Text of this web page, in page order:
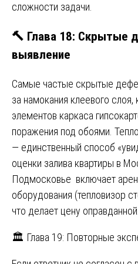
сложности задачи.
🔨 Глава 18: Скрытые
выявление
Самые частые скрытые
за намокания клеевого
элементов каркаса
поражения под обоями.
— единственный способ
оценки залива квартиры в
Подмосковье включает
оборудования (тепловизор
что делает цену оправданной.
🏛️ Глава 19: Повторные